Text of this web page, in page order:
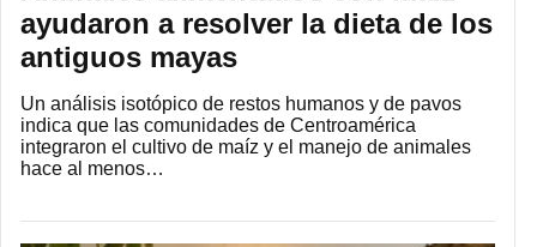
ayudaron a resolver la dieta de los
antiguos mayas
Un análisis isotópico de restos humanos y de pavos
indica que las comunidades de Centroamérica
integraron el cultivo de maíz y el manejo de animales
hace al menos…